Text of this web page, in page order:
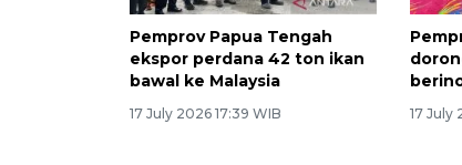
Pemprov Papua Tengah
ekspor perdana 42 ton ikan
bawal ke Malaysia
17 July 2026 17:39 WIB 17 July